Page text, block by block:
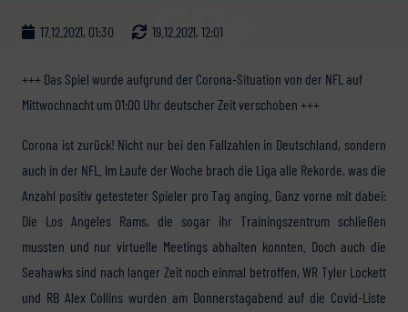
17.12.2021, 01:30 19.12.2021, 12:01
+++ Das Spiel wurde aufgrund der Corona-Situation von der NFL auf
Mittwochnacht um 01:00 Uhr deutscher Zeit verschoben +++
Corona ist zurück! Nicht nur bei den Fallzahlen in Deutschland, sondern
auch in der NFL. Im Laufe der Woche brach die Liga alle Rekorde, was die
Anzahl positiv getesteter Spieler pro Tag anging. Ganz vorne mit dabei:
Die Los Angeles Rams, die sogar ihr Trainingszentrum schließen
mussten und nur virtuelle Meetings abhalten konnten. Doch auch die
Seahawks sind nach langer Zeit noch einmal betroffen, WR Tyler Lockett
und RB Alex Collins wurden am Donnerstagabend auf die Covid-Liste